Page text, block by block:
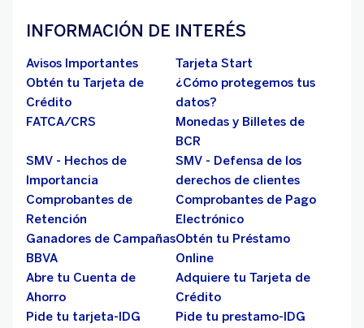
INFORMACIÓN DE INTERÉS
Avisos Importantes
Tarjeta Start
Obtén tu Tarjeta de
Crédito
¿Cómo protegemos tus
datos?
FATCA/CRS
Monedas y Billetes de
BCR
SMV - Hechos de
Importancia
SMV - Defensa de los
derechos de clientes
Comprobantes de
Retención
Comprobantes de Pago
Electrónico
Ganadores de Campañas
BBVA
Obtén tu Préstamo
Online
Abre tu Cuenta de
Ahorro
Adquiere tu Tarjeta de
Crédito
Pide tu tarjeta-IDG
Pide tu prestamo-IDG